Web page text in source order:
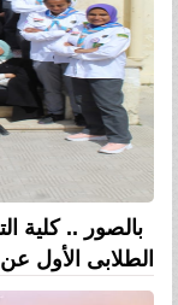
بالصور .. كلية
الطلابى الأول